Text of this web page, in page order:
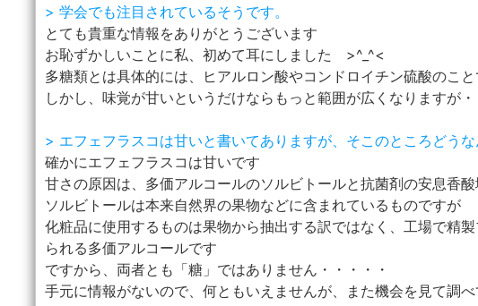
> 学会でも注目されているそうです。
とても貴重な情報をありがとうございます
お恥ずかしいことに私、初めて耳にしました >^_^<
多糖類とは具体的には、ヒアルロン酸やコンドロイチン硫酸のこ
しかし、味覚が甘いというだけならもっと範囲が広くなりますが・
> エフェフラスコは甘いと書いてありますが、そこのところどうな
確かにエフェフラスコは甘いです
甘さの原因は、多価アルコールのソルビトールと抗菌剤の安息香
ソルビトールは本来自然界の果物などに含まれているものですが
化粧品に使用するものは果物から抽出する訳ではなく、工場で精
られる多価アルコールです
ですから、両者とも「糖」ではありません・・・・・
手元に情報がないので、何ともいえませんが、また機会を見て調